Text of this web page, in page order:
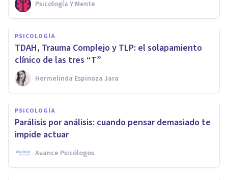
Psicología Y Mente
PSICOLOGÍA
TDAH, Trauma Complejo y TLP: el solapamiento
clínico de las tres “T”
Hermelinda Espinoza Jara
PSICOLOGÍA
Parálisis por análisis: cuando pensar demasiado te
impide actuar
Avance Psicólogos